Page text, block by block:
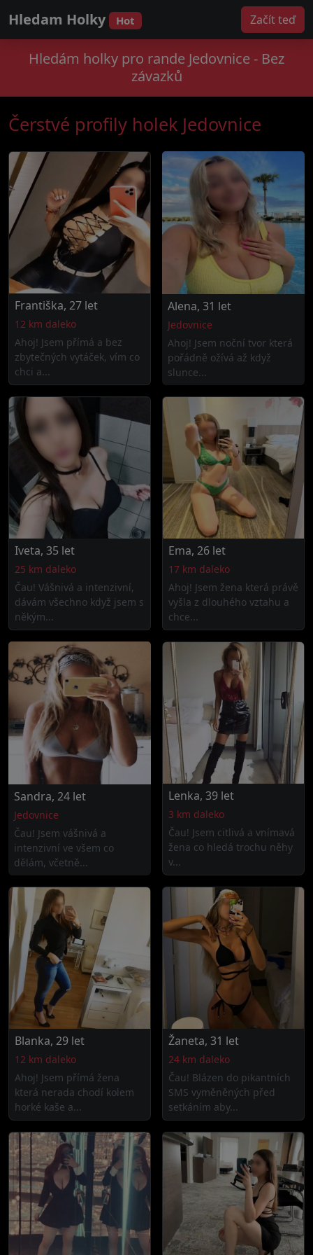
Hledam Holky Hot Začít teď
Hledám holky pro rande Jedovnice - Bez
závazků
Čerstvé profily holek Jedovnice
Františka, 27 let
12 km daleko
Ahoj! Jsem přímá a bez
zbytečných vytáček, vím co
chci a...
Alena, 31 let
Jedovnice
Ahoj! Jsem noční tvor která
pořádně ožívá až když
slunce...
Iveta, 35 let
25 km daleko
Čau! Vášnivá a intenzivní,
dávám všechno když jsem s
někým...
Ema, 26 let
17 km daleko
Ahoj! Jsem žena která právě
vyšla z dlouhého vztahu a
chce...
Sandra, 24 let
Jedovnice
Čau! Jsem vášnivá a
intenzivní ve všem co
dělám, včetně...
Lenka, 39 let
3 km daleko
Čau! Jsem citlivá a vnímavá
žena co hledá trochu něhy
v...
Blanka, 29 let
12 km daleko
Ahoj! Jsem přímá žena
která nerada chodí kolem
horké kaše a...
Žaneta, 31 let
24 km daleko
Čau! Blázen do pikantních
SMS vyměněných před
setkáním aby...